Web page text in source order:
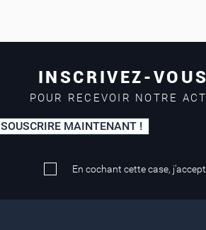
Mastercard, Visa
INSCRIVEZ-
POUR RECEVOIR NOTRE
SOUSCRIRE MAINTENANT !
En cochant cette case,